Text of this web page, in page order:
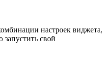
настроек виджета,
запустить свой